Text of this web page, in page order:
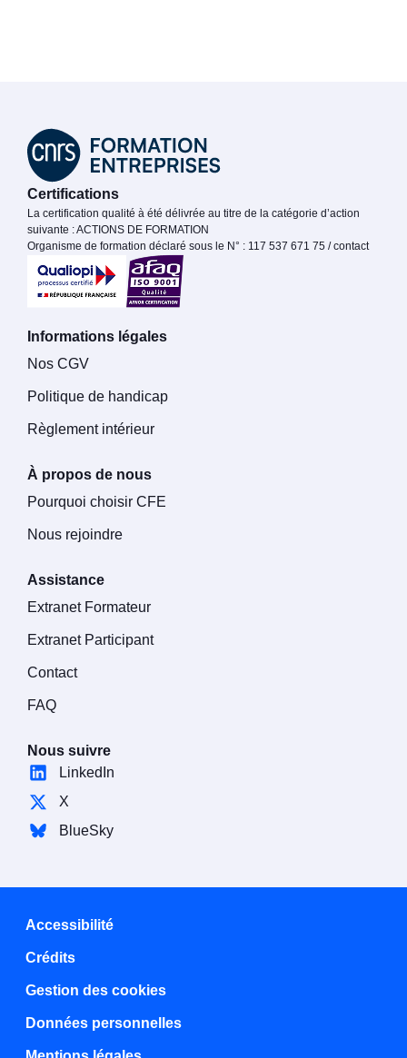
Certifications
La certification qualité à été délivrée au titre de la catégorie d’action
suivante : ACTIONS DE FORMATION
Organisme de formation déclaré sous le N° : 117 537 671 75 / contact
Informations légales
Nos CGV
Politique de handicap
Règlement intérieur
À propos de nous
Pourquoi choisir CFE
Nous rejoindre
Assistance
Extranet Formateur
Extranet Participant
Contact
FAQ
Nous suivre
LinkedIn
X
BlueSky
Accessibilité
Crédits
Gestion des cookies
Données personnelles